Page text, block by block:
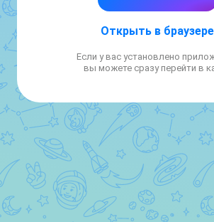
площади КСК
возложения цветов у гостиницы
колонне присоединяются
учреждения
➖12:00 — начало шествия
Шествие завершится у
освободителям», после чего
акции соберутся у ДК
Открыть в браузере
Если у вас установлено
вы можете сразу перейти в